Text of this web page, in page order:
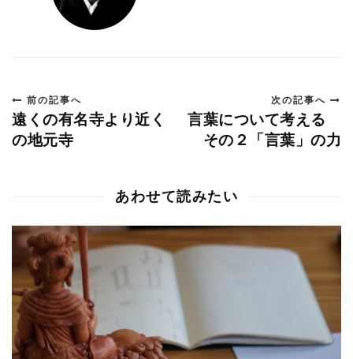
前の記事へ
遠くの有名寺より近く
の地元寺
次の記事へ
言葉について考える
その２「言葉」の力
あわせて読みたい